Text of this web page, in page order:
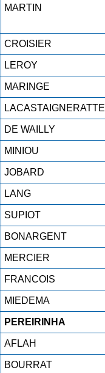
MARTIN
CROISIER
LEROY
MARINGE
LACASTAIGNERATTE
DE WAILLY
MINIOU
JOBARD
LANG
SUPIOT
BONARGENT
MERCIER
FRANCOIS
MIEDEMA
PEREIRINHA
AFLAH
BOURRAT